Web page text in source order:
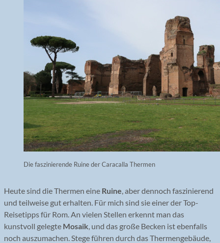
Die faszinierende Ruine der Caracalla Thermen
Heute sind die Thermen eine Ruine , aber dennoch faszinierend
und teilweise gut erhalten. Für mich sind sie einer der Top-
Reisetipps für Rom. An vielen Stellen erkennt man das
kunstvoll gelegte Mosaik , und das große Becken ist ebenfalls
noch auszumachen. Stege führen durch das Thermengebäude,